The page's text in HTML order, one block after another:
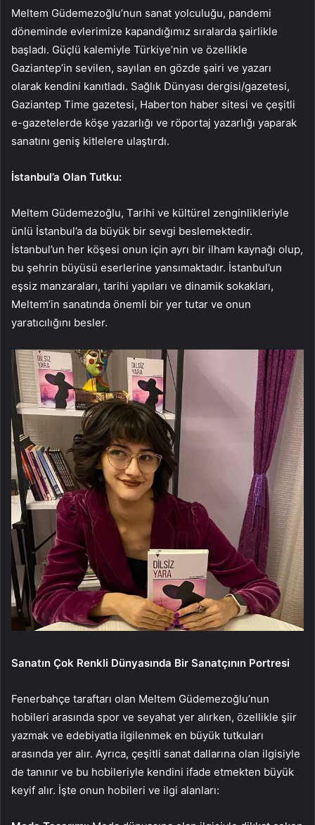
Meltem Güdemezoğlu’nun sanat yolculuğu, pandemi
döneminde evlerimize kapandığımız sıralarda şairlikle
başladı. Güçlü kalemiyle Türkiye’nin ve özellikle
Gaziantep’in sevilen, sayılan en gözde şairi ve yazarı
olarak kendini kanıtladı. Sağlık Dünyası dergisi/gazetesi,
Gaziantep Time gazetesi, Haberton haber sitesi ve çeşitli
e-gazetelerde köşe yazarlığı ve röportaj yazarlığı yaparak
sanatını geniş kitlelere ulaştırdı.
İstanbul’a Olan Tutku:
Meltem Güdemezoğlu, Tarihi ve kültürel zenginlikleriyle
ünlü İstanbul’a da büyük bir sevgi beslemektedir.
İstanbul’un her köşesi onun için ayrı bir ilham kaynağı olup,
bu şehrin büyüsü eserlerine yansımaktadır. İstanbul’un
eşsiz manzaraları, tarihi yapıları ve dinamik sokakları,
Meltem’in sanatında önemli bir yer tutar ve onun
yaratıcılığını besler.
Sanatın Çok Renkli Dünyasında Bir Sanatçının Portresi
Fenerbahçe taraftarı olan Meltem Güdemezoğlu’nun
hobileri arasında spor ve seyahat yer alırken, özellikle şiir
yazmak ve edebiyatla ilgilenmek en büyük tutkuları
arasında yer alır. Ayrıca, çeşitli sanat dallarına olan ilgisiyle
de tanınır ve bu hobileriyle kendini ifade etmekten büyük
keyif alır. İşte onun hobileri ve ilgi alanları: